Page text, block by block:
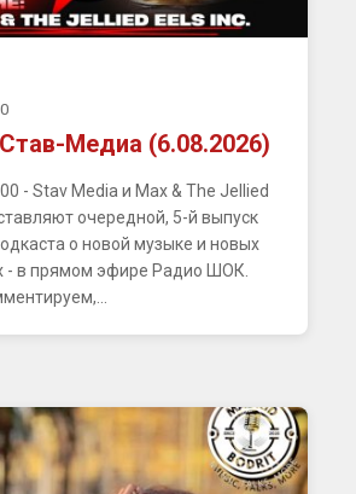
Медиа (6.08.2026)
- Stav Media и Max & The Jellied
очередной, 5-й выпуск
о новой музыке и новых
- в прямом эфире Радио ШОК.